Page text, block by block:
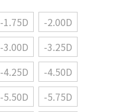
-1.75D
-2.00D
-3.00D
-3.25D
-4.25D
-4.50D
-5.50D
-5.75D